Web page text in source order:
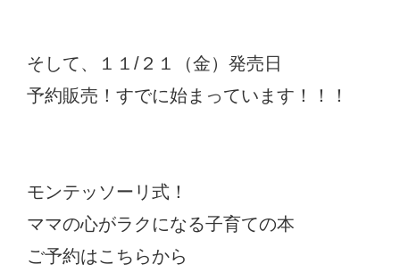
そして、１１/２１（金）発売日
予約販売！すでに始まっています！！！
モンテッソーリ式！
ママの心がラクになる子育ての本
ご予約はこちらから